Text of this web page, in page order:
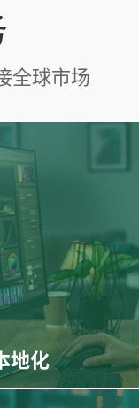
全球市场
地化